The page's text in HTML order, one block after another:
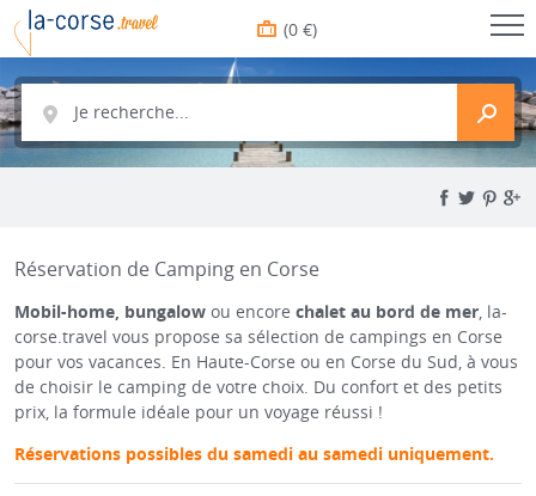
(0 €)
Je recherche...
Réservation de Camping en Corse
Mobil-home, bungalow ou encore chalet au bord de mer, la-
corse.travel vous propose sa sélection de campings en Corse
pour vos vacances. En Haute-Corse ou en Corse du Sud, à vous
de choisir le camping de votre choix. Du confort et des petits
prix, la formule idéale pour un voyage réussi !
Réservations possibles du samedi au samedi uniquement.